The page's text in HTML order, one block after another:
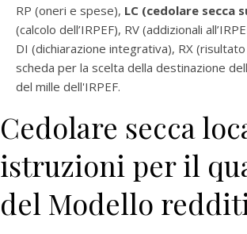
RP (oneri e spese), LC (cedolare secca
(calcolo dell’IRPEF), RV (addizionali
DI (dichiarazione integrativa), RX
scheda per la scelta della destinazione
del mille dell'IRPEF.
Cedolare secca
istruzioni per il
del Modello